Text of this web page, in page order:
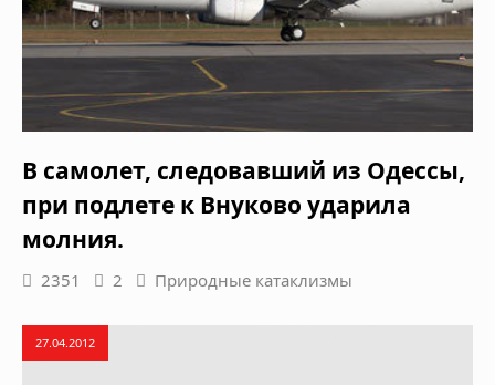
В самолет, следовавший из Одессы,
при подлете к Внуково ударила
молния.
2351 2 Природные катаклизмы
27.04.2012